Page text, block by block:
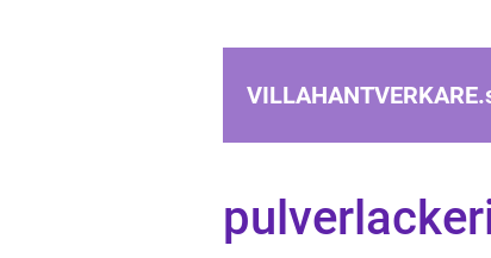
VILLAHANTVERKARE.